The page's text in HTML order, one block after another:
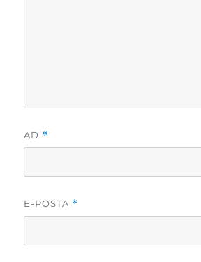
AD *
E-POSTA *